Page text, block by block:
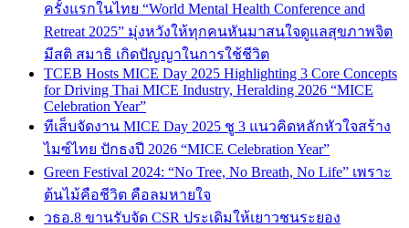
ครั้งแรกในไทย “World Mental Health Conference and
Retreat 2025” มุ่งหวังให้ทุกคนหันมาสนใจดูแลสุขภาพจิต
มีสติ สมาธิ เกิดปัญญาในการใช้ชีวิต
TCEB Hosts MICE Day 2025 Highlighting 3 Core Concepts
for Driving Thai MICE Industry, Heralding 2026 “MICE
Celebration Year”
ทีเส็บจัดงาน MICE Day 2025 ชู 3 แนวคิดหลักหัวใจสร้าง
ไมซ์ไทย ปักธงปี 2026 “MICE Celebration Year”
Green Festival 2024: “No Tree, No Breath, No Life” เพราะ
ต้นไม้คือชีวิต คือลมหายใจ
วธอ.8 ขานรับจัด CSR ประเดิมให้เยาวชนระยอง